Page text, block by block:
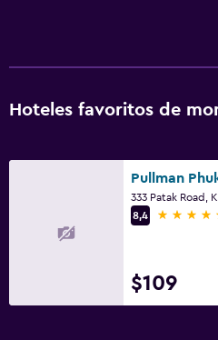
Secador de pelo
Bañera al aire libre
Ducha
Papel higiénico
Hoteles favoritos de
333 Patak Road,
8,4
5
$109